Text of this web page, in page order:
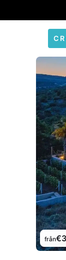
från